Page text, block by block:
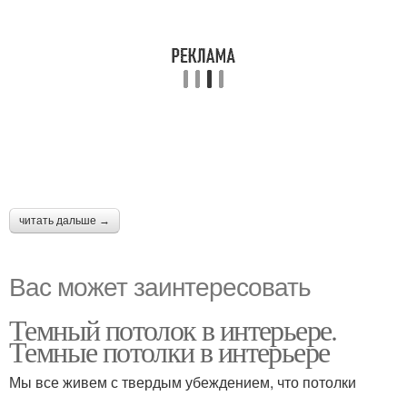
читать дальше →
Вас может заинтересовать
Темный потолок в интерьере.
Темные потолки в интерьере
Мы все живем с твердым убеждением, что потолки